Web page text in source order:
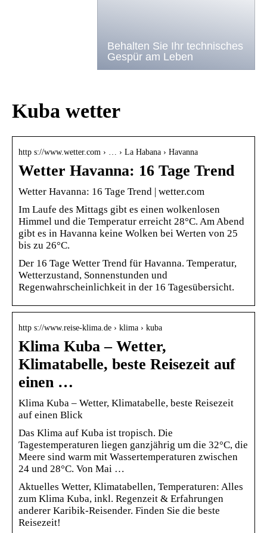
Behalten Sie Ihr technisches
Gespür am Leben
Kuba wetter
http s://www.wetter.com › … › La Habana › Havanna
Wetter Havanna: 16 Tage Trend
Wetter Havanna: 16 Tage Trend | wetter.com
Im Laufe des Mittags gibt es einen wolkenlosen
Himmel und die Temperatur erreicht 28°C. Am Abend
gibt es in Havanna keine Wolken bei Werten von 25
bis zu 26°C.
Der 16 Tage Wetter Trend für Havanna. Temperatur,
Wetterzustand, Sonnenstunden und
Regenwahrscheinlichkeit in der 16 Tagesübersicht.
http s://www.reise-klima.de › klima › kuba
Klima Kuba – Wetter,
Klimatabelle, beste Reisezeit auf
einen …
Klima Kuba – Wetter, Klimatabelle, beste Reisezeit
auf einen Blick
Das Klima auf Kuba ist tropisch. Die
Tagestemperaturen liegen ganzjährig um die 32°C, die
Meere sind warm mit Wassertemperaturen zwischen
24 und 28°C. Von Mai …
Aktuelles Wetter, Klimatabellen, Temperaturen: Alles
zum Klima Kuba, inkl. Regenzeit & Erfahrungen
anderer Karibik-Reisender. Finden Sie die beste
Reisezeit!